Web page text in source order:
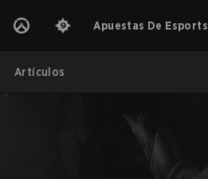
Apuestas De Esports
Artículos